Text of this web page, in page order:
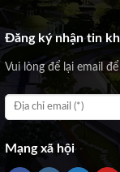
Đăng ký nhận tin
Vui lòng để lại email
Mạng xã hội